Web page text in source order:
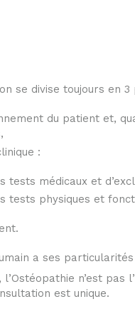
se divise toujours en 3
du patient et,
:
tests médicaux et
tests physiques et
a ses particularités
l’Ostéopathie n’est
est unique.